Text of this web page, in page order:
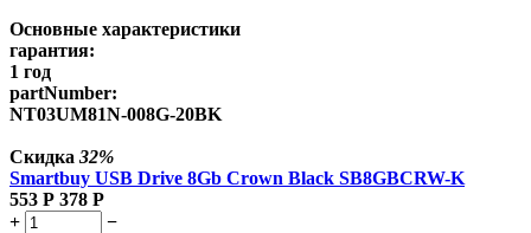
Основные характеристики
гарантия:
1 год
partNumber:
NT03UM81N-008G-20BK
Скидка 32%
Smartbuy USB Drive 8Gb Crown Black SB8GBCRW-K
553 Р 378 Р
+
−